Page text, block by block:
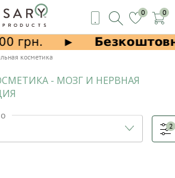
0 0
косметика
- МОЗГ И НЕРВНАЯ
2